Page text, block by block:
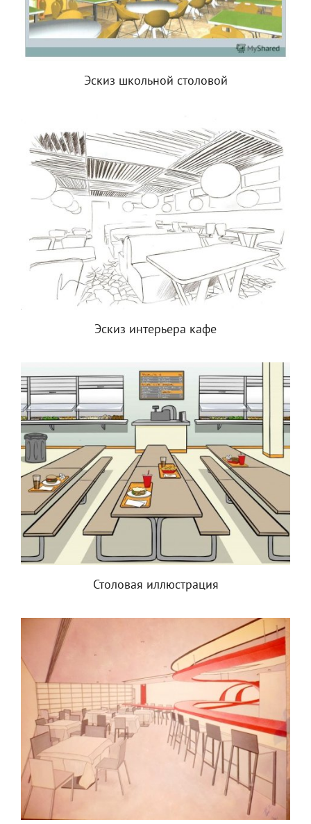
Эскиз школьной столовой
Эскиз интерьера кафе
Столовая иллюстрация